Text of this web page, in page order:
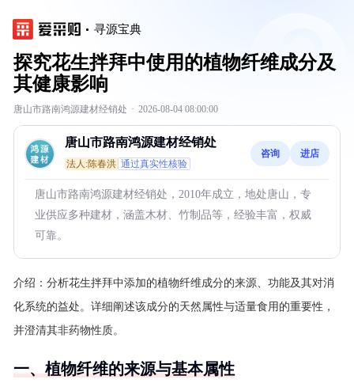
寻源宝典
探究花生拌拜中使用的植物纤维成分及
其健康影响
唐山市路南鸿源建材经销处 · 2026-08-04 08:00:00
唐山市路南鸿源建材经销处
法人:陈春洪 通过真实性核验
咨询 进店
唐山市路南鸿源建材经销处，2010年成立，地处唐山，专
业供应多种建材，涵盖木材、竹制品等，经验丰富，权威
可靠。
介绍： 分析花生拌拜中添加的植物纤维成分的来源、功能及其对消
化系统的益处。详细阐述该成分的天然属性与适量食用的重要性，
并澄清其非药物性质。
一、植物纤维的来源与基本属性